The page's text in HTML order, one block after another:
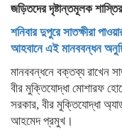
জড়িতদের দৃষ্টান্তমূলক
শনিবার দুপুরে সাতক্ষীরা
আহবানে এই মানববন্ধন
মানববন্ধনে বক্তব্য রাখেন
বীর মুক্তিযোদ্ধা মোশারফ
সরকার, বীর মুক্তিযোদ্ধা
আহমেদ প্রমুখ।